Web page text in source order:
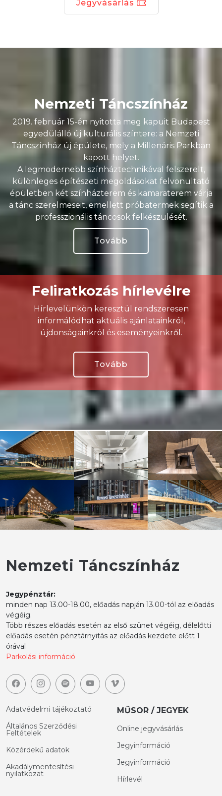
Jegyvásárlás
Nemzeti Táncszínház
2019. február 15-én nyitotta meg kapuit Budapest
egyedülálló új kulturális színtere: a Nemzeti
Táncszínház új épülete, mely a Millenáris Parkban
kapott helyet.
A legmodernebb színháztechnikával felszerelt,
különleges építészeti megoldásokat felvonultató
épületben két színházterem és kamaraterem várja
a tánc szerelmeseit, emellett próbatermek segítik a
professzionális táncosok felkészülését.
Tovább
Feliratkozás hírlevélre
Hírlevelünkön keresztül rendszeresen
informálódhat aktuális ajánlatainkról,
újdonságainkról és eseményeinkről.
Tovább
Nemzeti Táncszínház
Jegypénztár:
minden nap 13.00-18.00, előadás napján 13.00-tól az előadás
végéig.
Több részes előadás esetén az első szünet végéig, délelőtti
előadás esetén pénztárnyitás az előadás kezdete előtt 1
órával
Parkolási információ
Adatvédelmi tájékoztató
Általános Szerződési
Feltételek
Közérdekű adatok
Akadálymentesítési
nyilatkozat
MŰSOR / JEGYEK
Online jegyvásárlás
Jegyinformáció
Jegyinformáció
Hírlevél